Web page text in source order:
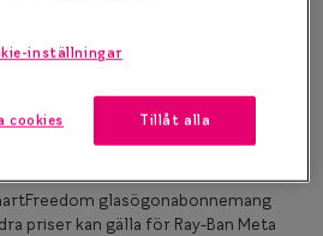
Trender
synundersökning
glasögonabonnemang
glasögonabonnemang
priser kan gälla för Ray-Ban Meta
inställningar
cookies Tillåt alla